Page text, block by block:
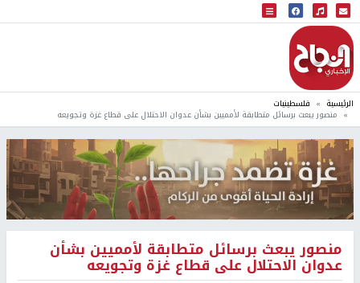
البث المباشر
إذاعة النجاح
الرئيسية فلسطينيات
منصور يبعث برسائل متطابقة لأمميين بشأن عدوان الاحتلال على قطاع غزة وتجويعه
منصور يبعث برسائل متطابقة لأمميين بشأن
عدوان الاحتلال على قطاع غزة وتجويعه